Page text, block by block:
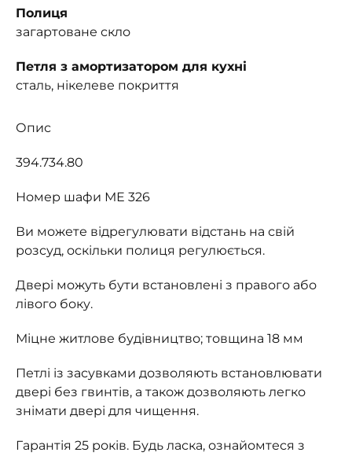
Полиця
загартоване скло
Петля з амортизатором для кухні
сталь, нікелеве покриття
Опис
394.734.80
Номер шафи МЕ 326
Ви можете відрегулювати відстань на свій
розсуд, оскільки полиця регулюється.
Двері можуть бути встановлені з правого або
лівого боку.
Міцне житлове будівництво; товщина 18 мм
Петлі із засувками дозволяють встановлювати
двері без гвинтів, а також дозволяють легко
знімати двері для чищення.
Гарантія 25 років. Будь ласка, ознайомтеся з